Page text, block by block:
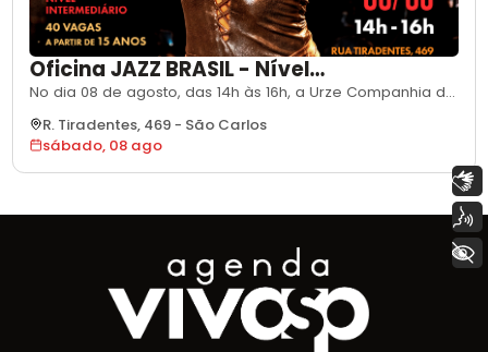
Oficina JAZZ BRASIL - Nível
Intermediário, com Melissa Lopes
No dia 08 de agosto, das 14h às 16h, a Urze Companhia de
Dança promoverá a Oficina JAZZ BRASIL - Nível
Intermediário, a ser ministrada por Melissa Lopes, e você é
noss@ convidad@! Basta fazer sua inscrição pelo link:
https://forms.gle/yQYfJ6XhyxfV4m3KA . As vagas são
R. Tiradentes, 469 - São Carlos
sábado, 08 ago
Libras
Voz
+ Acessibilidade